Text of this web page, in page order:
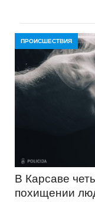
ПРОИСШЕСТВИЯ
В Карсаве
похищении